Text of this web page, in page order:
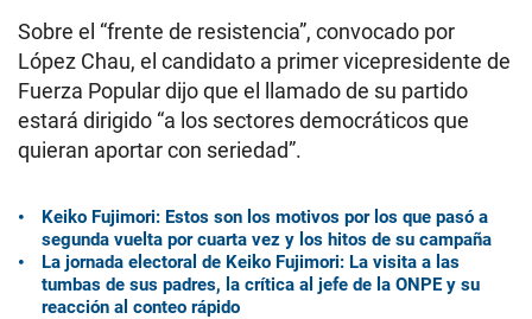
Sobre el “frente de resistencia”, convocado por
López Chau, el candidato a primer vicepresidente de
Fuerza Popular dijo que el llamado de su partido
estará dirigido “a los sectores democráticos que
quieran aportar con seriedad”.
Keiko Fujimori: Estos son los motivos por los que pasó a
segunda vuelta por cuarta vez y los hitos de su campaña
La jornada electoral de Keiko Fujimori: La visita a las
tumbas de sus padres, la crítica al jefe de la ONPE y su
reacción al conteo rápido